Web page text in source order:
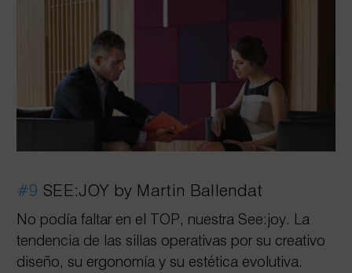
#9 SEE:JOY by Martin Ballendat
No podía faltar en el TOP, nuestra See:joy. La
tendencia de las sillas operativas por su creativo
diseño, su ergonomía y su estética evolutiva.